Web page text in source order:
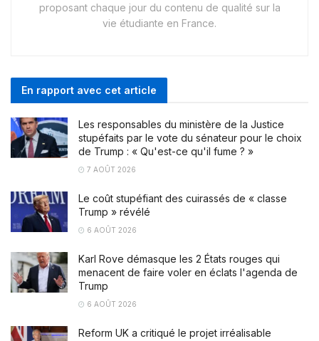
proposant chaque jour du contenu de qualité sur la
vie étudiante en France.
En rapport avec cet article
Les responsables du ministère de la Justice
stupéfaits par le vote du sénateur pour le choix
de Trump : « Qu'est-ce qu'il fume ? »
7 AOÛT 2026
Le coût stupéfiant des cuirassés de « classe
Trump » révélé
6 AOÛT 2026
Karl Rove démasque les 2 États rouges qui
menacent de faire voler en éclats l'agenda de
Trump
6 AOÛT 2026
Reform UK a critiqué le projet irréalisable